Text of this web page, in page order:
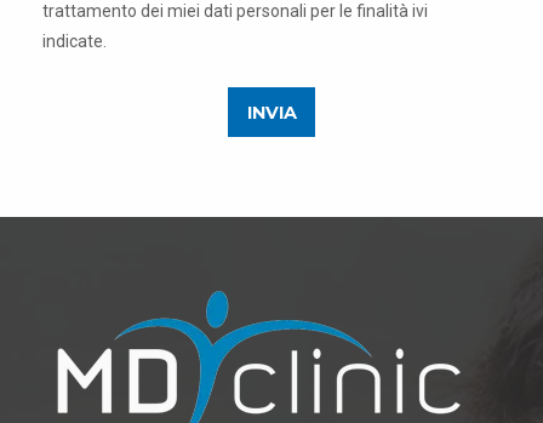
trattamento dei miei dati personali per le finalità ivi
indicate.